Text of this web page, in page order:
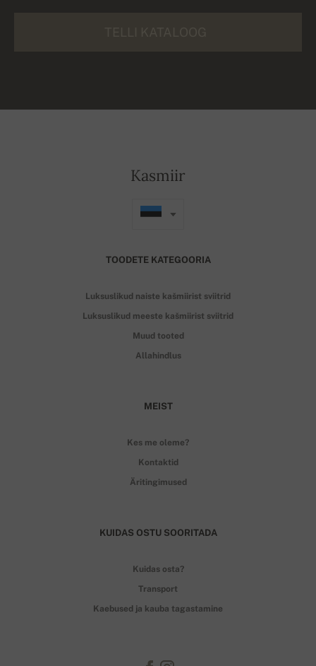
Kasmiir
TOODETE KATEGOORIA
Luksuslikud naiste kašmiirist sviitrid
Luksuslikud meeste kašmiirist sviitrid
Muud tooted
Allahindlus
MEIST
Kes me oleme?
Kontaktid
Äritingimused
KUIDAS OSTU SOORITADA
Kuidas osta?
Transport
Kaebused ja kauba tagastamine